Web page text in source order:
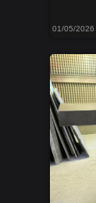
01/05/2026